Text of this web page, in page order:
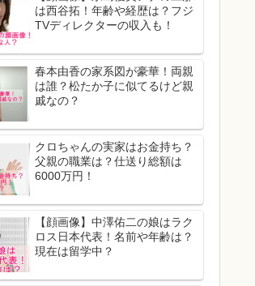
は西谷拓！年齢や経歴は？フジ
TVディレクターの収入も！
春本由香の家系図が豪華！両親
は誰？松たか子に似てるけど親
戚なの？
クロちゃんの実家はお金持ち？
父親の職業は？仕送り総額は
6000万円！
【顔画像】中澤佑二の娘はラク
ロス日本代表！名前や年齢は？
現在は留学中？